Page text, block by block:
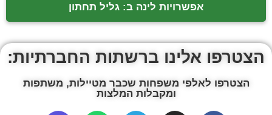
אפשרויות לינה ב: גליל תחתון
הצטרפו אלינו ברשתות החברתיות:
הצטרפו לאלפי משפחות שכבר מטיילות, משתפות
ומקבלות המלצות